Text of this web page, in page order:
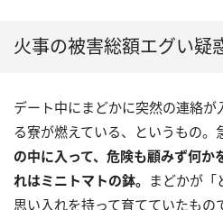
火事の被害総額エグい疑
デート中にまどかに突然の連絡が
る寮が燃えている、というもの。
の中に入って、危険も顧みず何か
れはミニトマトの鉢。 まどかが「
思い入れを持って育てていたもの